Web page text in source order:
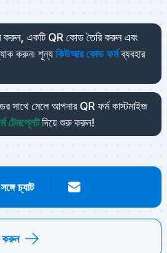
করুন, একটি QR কোড তৈরি করুন এবং
করুন৷ শূন্য কিউআর কোড ফর্মব্যবহার
সাথে মেলে আপনার QR ফর্ম কাস্টমাইজ
টেমপ্লেটদিয়ে শুরু করুন!
চ্যাট